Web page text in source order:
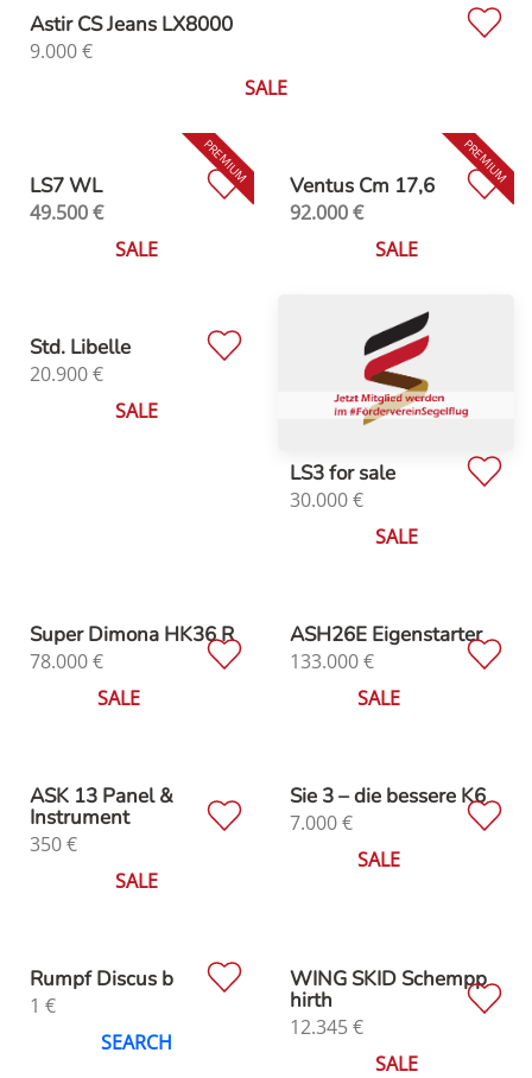
Astir CS Jeans LX8000
9.000€
SALE
LS7 WL
49.500€
SALE
Ventus Cm 17,6
92.000€
SALE
Std. Libelle
20.900€
SALE
LS3 for sale
30.000€
SALE
Super Dimona HK36 R
78.000€
SALE
ASH26E Eigenstarter
133.000€
SALE
ASK 13 Panel &
Instrument
350€
SALE
Sie 3 – die bessere K6
7.000€
SALE
Rumpf Discus b
1 €
SEARCH
WING SKID Schempp
hirth
12.345€
SALE